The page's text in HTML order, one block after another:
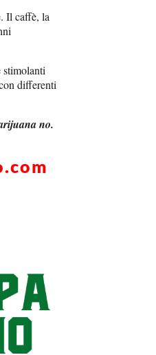
Il caffè, la
stimolanti
differenti
no.